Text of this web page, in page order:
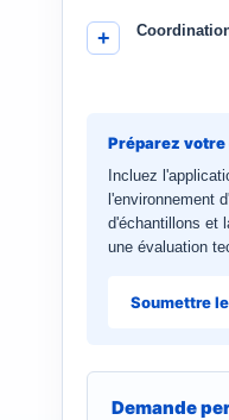
Préparez votre
Incluez
l'environnement
d'échantillons et
une évaluation
Soumettre
Demande